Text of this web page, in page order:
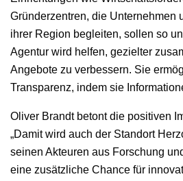
Gründerzentren, die Unternehmen
ihrer Region begleiten, sollen so
Agentur wird helfen, gezielter
Angebote zu verbessern. Sie
Transparenz, indem sie
Oliver Brandt betont die positiven
„Damit wird auch der Standort
seinen Akteuren aus Forschung
eine zusätzliche Chance für